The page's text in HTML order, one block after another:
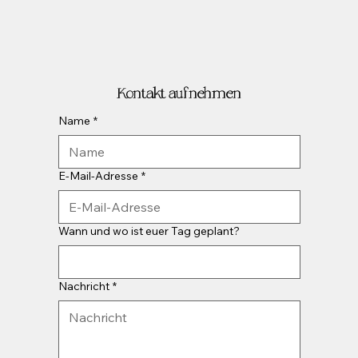
Kontakt aufnehmen
Name *
E-Mail-Adresse *
Wann und wo ist euer Tag geplant?
Nachricht *